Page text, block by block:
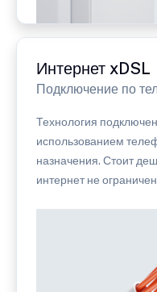
Интернет xDSL
Подключение по
Технология
использованием
назначения. Стоит
интернет не